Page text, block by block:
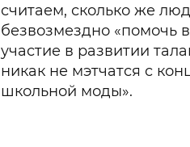
считаем, сколько же
безвозмездно «помочь
участие в развитии
никак не мэтчатся с
школьной моды».